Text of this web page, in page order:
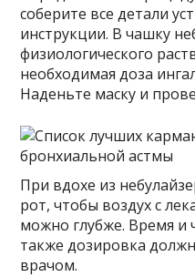
соберите все детали
инструкции. В чашку
физиологического
необходимая доза
Наденьте маску и
При вдохе из
рот, чтобы воздух с
можно глубже. Время и
также дозировка
врачом.